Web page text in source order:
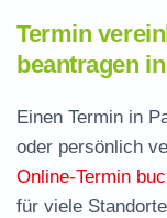
Termin
beantragen
Einen Termin in
oder persönlich
Online-Termin
für viele